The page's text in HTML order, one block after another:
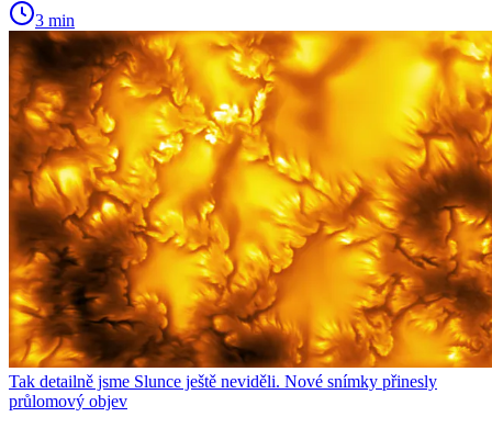
3 min
Tak detailně jsme Slunce ještě neviděli. Nové snímky přinesly
průlomový objev